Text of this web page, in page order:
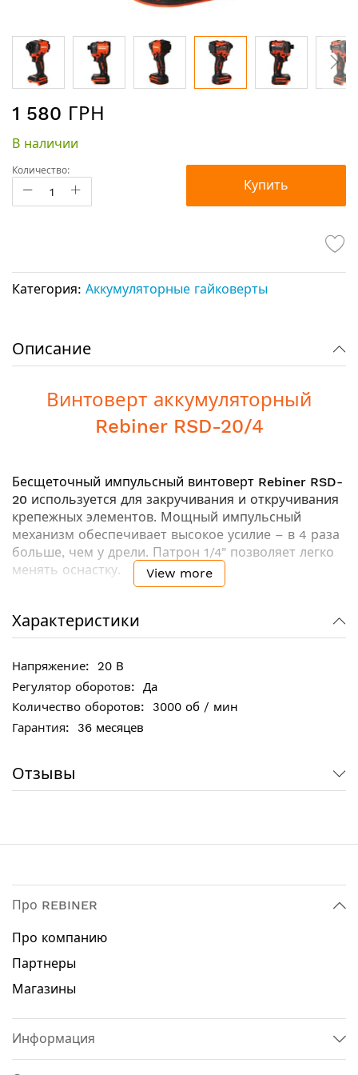
к
галереи
изображений
1 580 ГРН
В наличии
Количество:
Купить
Категория: Аккумуляторные гайковерты
Описание
Винтоверт аккумуляторный
Rebiner RSD-20/4
Бесщеточный импульсный винтоверт Rebiner RSD-
20 используется для закручивания и откручивания
крепежных элементов. Мощный импульсный
механизм обеспечивает высокое усилие – в 4 раза
больше, чем у дрели. Патрон 1/4" позволяет легко
менять оснастку.
Ключевые особенности:
Импульсный механизм позволяет выполнять
работы, требующие большого крутящего
момента при минимальной ответном усилии на
Обрезиненная рукоятка - для комфортной
Удобная светодиодная подсветка для работы в
условиях плохого освещения
Реверс: да
Количество ударов: 0 - 2600 уд / мин
Тип аккумулятора: Li-Ion
Подсветка: да
Аккумулятор в комплекте: нет
View more
Характеристики
20 В
Да
3000 об / мин
36 месяцев
Отзывы
Про REBINER
Про компанию
Партнеры
Магазины
Информация